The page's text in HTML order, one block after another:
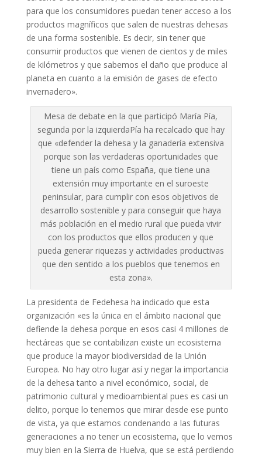
para que los consumidores puedan tener acceso a los
productos magníficos que salen de nuestras dehesas
de una forma sostenible. Es decir, sin tener que
consumir productos que vienen de cientos y de miles
de kilómetros y que sabemos el daño que produce al
planeta en cuanto a la emisión de gases de efecto
invernadero».
Mesa de debate en la que participó María Pía,
segunda por la izquierdaPía ha recalcado que hay
que «defender la dehesa y la ganadería extensiva
porque son las verdaderas oportunidades que
tiene un país como España, que tiene una
extensión muy importante en el suroeste
peninsular, para cumplir con esos objetivos de
desarrollo sostenible y para conseguir que haya
más población en el medio rural que pueda vivir
con los productos que ellos producen y que
pueda generar riquezas y actividades productivas
que den sentido a los pueblos que tenemos en
esta zona».
La presidenta de Fedehesa ha indicado que esta
organización «es la única en el ámbito nacional que
defiende la dehesa porque en esos casi 4 millones de
hectáreas que se contabilizan existe un ecosistema
que produce la mayor biodiversidad de la Unión
Europea. No hay otro lugar así y negar la importancia
de la dehesa tanto a nivel económico, social, de
patrimonio cultural y medioambiental pues es casi un
delito, porque lo tenemos que mirar desde ese punto
de vista, ya que estamos condenando a las futuras
generaciones a no tener un ecosistema, que lo vemos
muy bien en la Sierra de Huelva, que se está perdiendo